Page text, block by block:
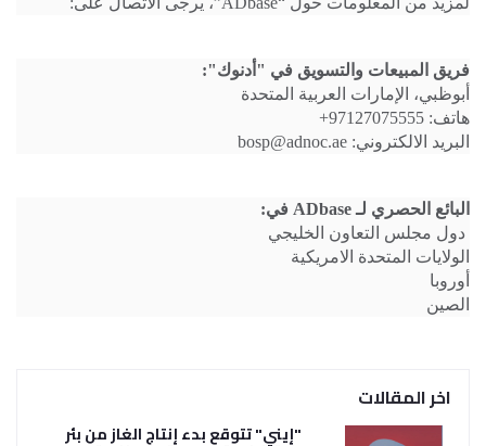
فريق المبيعات والتسويق في "أدنوك":
أبوظبي، الإمارات العربية المتحدة
هاتف: 97127075555+
البريد الالكتروني: bosp@adnoc.ae
البائع الحصري لـ ADbase في:
دول مجلس التعاون الخليجي
الولايات المتحدة الامريكية
أوروبا
الصين
اخر المقالات
"إيني" تتوقع بدء إنتاج الغاز من بئر